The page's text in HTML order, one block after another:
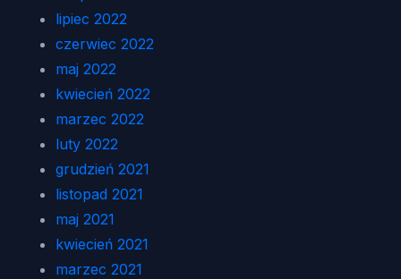
lipiec 2022
czerwiec 2022
maj 2022
kwiecień 2022
marzec 2022
luty 2022
grudzień 2021
listopad 2021
maj 2021
kwiecień 2021
marzec 2021